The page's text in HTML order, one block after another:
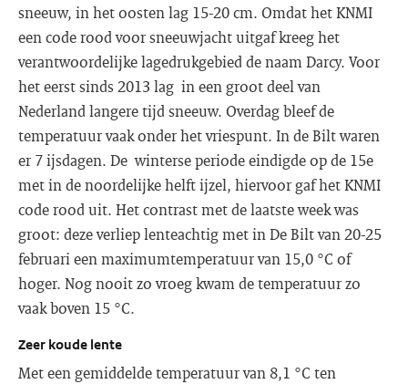
sneeuw, in het oosten lag 15-20 cm. Omdat het KNMI
een code rood voor sneeuwjacht uitgaf kreeg het
verantwoordelijke lagedrukgebied de naam Darcy. Voor
het eerst sinds 2013 lag in een groot deel van
Nederland langere tijd sneeuw. Overdag bleef de
temperatuur vaak onder het vriespunt. In de Bilt waren
er 7 ijsdagen. De winterse periode eindigde op de 15e
met in de noordelijke helft ijzel, hiervoor gaf het KNMI
code rood uit. Het contrast met de laatste week was
groot: deze verliep lenteachtig met in De Bilt van 20-25
februari een maximumtemperatuur van 15,0 °C of
hoger. Nog nooit zo vroeg kwam de temperatuur zo
vaak boven 15 °C.
Zeer koude lente
Met een gemiddelde temperatuur van 8,1 °C ten